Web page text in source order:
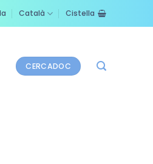
Català Cistella
CERCADOC